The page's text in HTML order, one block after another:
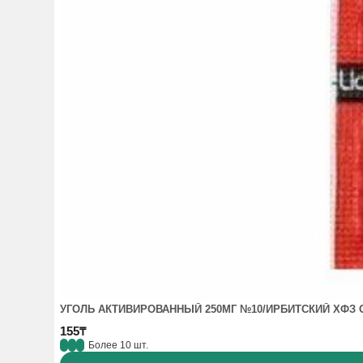
УГОЛЬ АКТИВИРОВАННЫЙ 250МГ №10/ИРБИТСКИЙ ХФЗ
155₸
Более 10 шт.